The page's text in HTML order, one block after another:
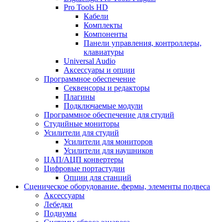
Pro Tools HD
Кабели
Комплекты
Компоненты
Панели управления, контроллеры,
клавиатуры
Universal Audio
Аксессуары и опции
Программное обеспечение
Cеквенсоры и редакторы
Плагины
Подключаемые модули
Программное обеспечение для студий
Студийные мониторы
Усилители для студий
Усилители для мониторов
Усилители для наушников
ЦАП/АЦП конвертеры
Цифровые портастудии
Опции для станций
Сценическое оборудование. фермы, элементы подвеса
Аксессуары
Лебедки
Подиумы